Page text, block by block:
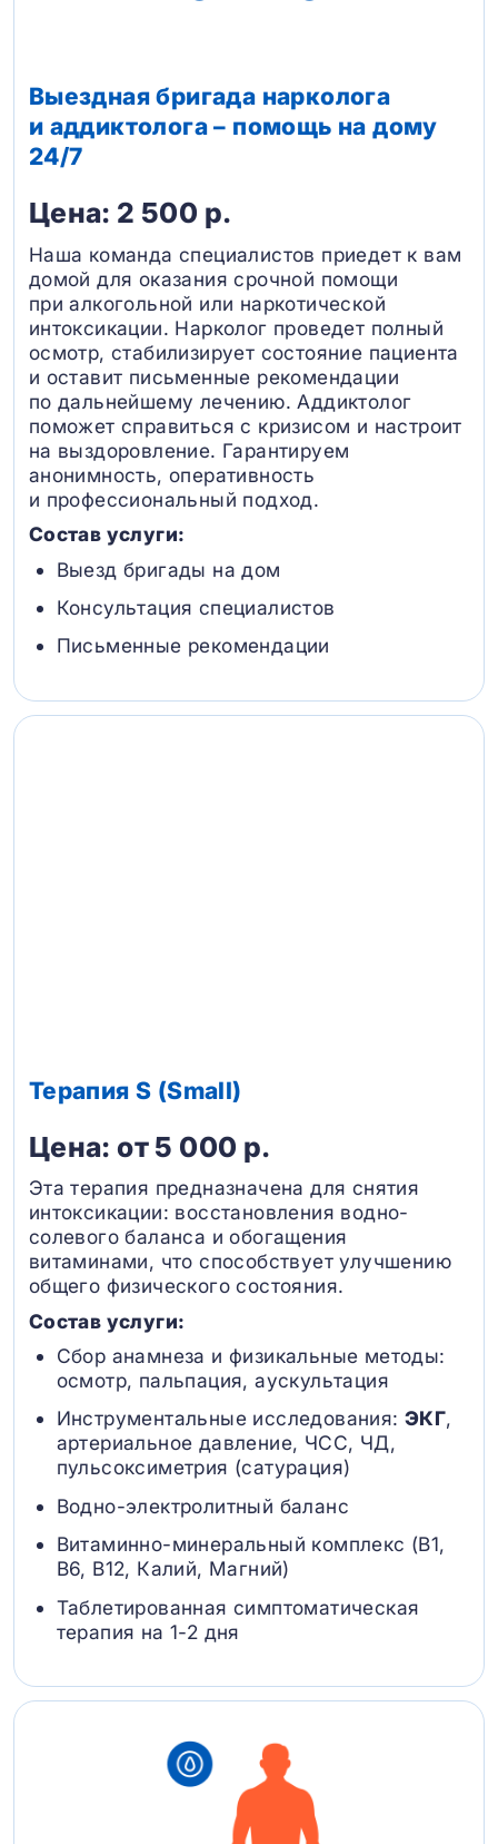
Выездная бригада нарколога
и аддиктолога – помощь на дому
24/7
Цена: 2 500 р.
Наша команда специалистов приедет к вам
домой для оказания срочной помощи
при алкогольной или наркотической
интоксикации. Нарколог проведет полный
осмотр, стабилизирует состояние пациента
и оставит письменные рекомендации
по дальнейшему лечению. Аддиктолог
поможет справиться с кризисом и настроит
на выздоровление. Гарантируем
анонимность, оперативность
и профессиональный подход.
Состав услуги:
Выезд бригады на дом
Консультация специалистов
Письменные рекомендации
Терапия S (Small)
Цена: от 5 000 р.
Эта терапия предназначена для снятия
интоксикации: восстановления водно-
солевого баланса и обогащения
витаминами, что способствует улучшению
общего физического состояния.
Состав услуги:
Сбор анамнеза и физикальные методы:
осмотр, пальпация, аускультация
Инструментальные исследования: ЭКГ,
артериальное давление, ЧСС, ЧД,
пульсоксиметрия (сатурация)
Водно-электролитный баланс
Витаминно-минеральный комплекс (B1,
B6, В12, Калий, Магний)
Таблетированная симптоматическая
терапия на 1-2 дня